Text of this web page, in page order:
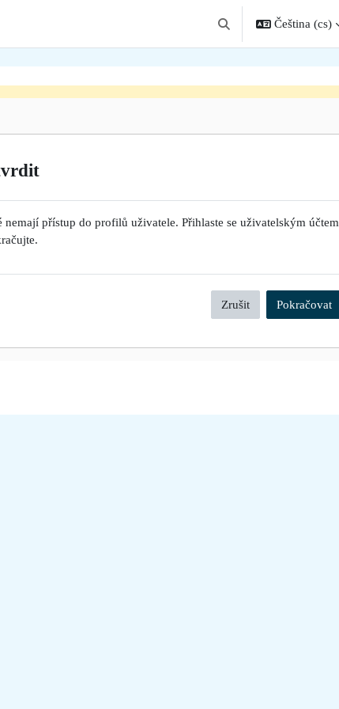
Přepnout vyhledávání
Čeština ‎(cs)‎
nemají přístup do profilů uživatele. Přihlaste se uživatelským účtem
Zrušit Pokračovat